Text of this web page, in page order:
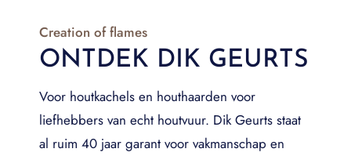
Creation of flames
ONTDEK DIK GEURTS
Voor houtkachels en houthaarden voor
liefhebbers van echt houtvuur. Dik Geurts staat
al ruim 40 jaar garant voor vakmanschap en